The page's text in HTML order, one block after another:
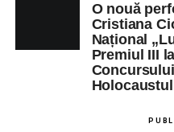
O nouă
Cristiana
Național
Premiul III